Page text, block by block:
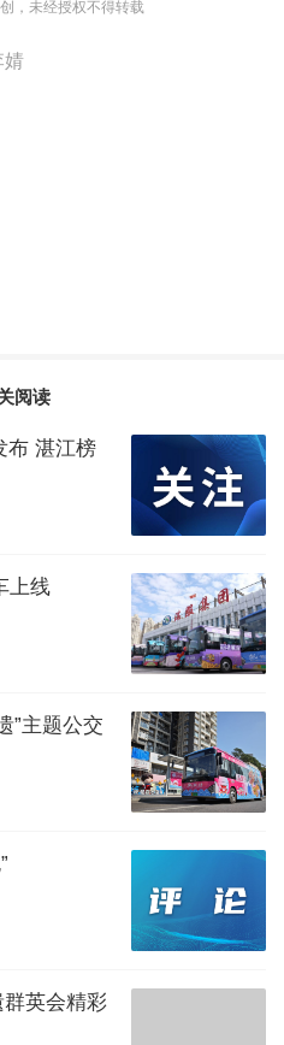
，未经授权不得转载
婧
阅读
布 湛江榜
上线
”主题公交
群英会精彩